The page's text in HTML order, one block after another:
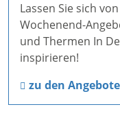
Lassen Sie sich
Wochenend-
und Thermen In
inspirieren!
zu den